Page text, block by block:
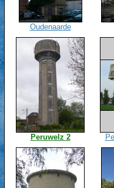
Oudenaarde
Peruwelz 2